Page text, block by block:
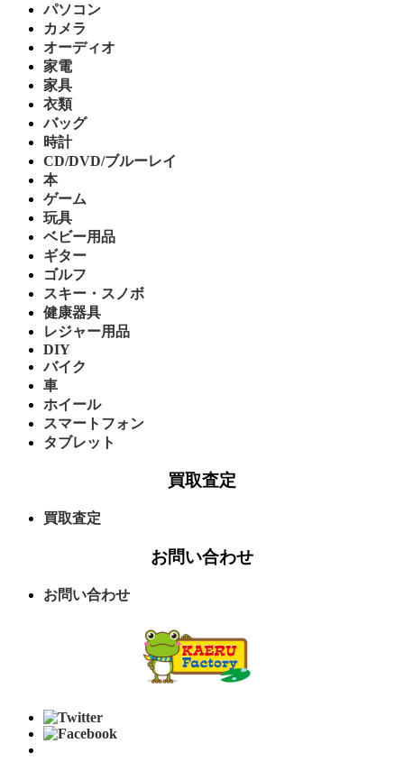
パソコン
カメラ
オーディオ
家電
家具
衣類
バッグ
時計
CD/DVD/ブルーレイ
本
ゲーム
玩具
ベビー用品
ギター
ゴルフ
スキー・スノボ
健康器具
レジャー用品
DIY
バイク
車
ホイール
スマートフォン
タブレット
買取査定
買取査定
お問い合わせ
お問い合わせ